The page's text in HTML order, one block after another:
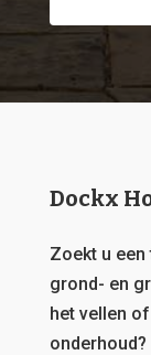
Dockx
Zoekt u
grond- en
het vellen
onderhoud?